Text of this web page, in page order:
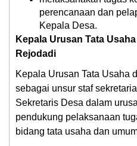
perencanaan dan
Kepala Desa.
Kepala Urusan Tata
Rejodadi
Kepala Urusan Tata Usaha
sebagai unsur staf
Sekretaris Desa dalam
pendukung pelaksanaan
bidang tata usaha dan